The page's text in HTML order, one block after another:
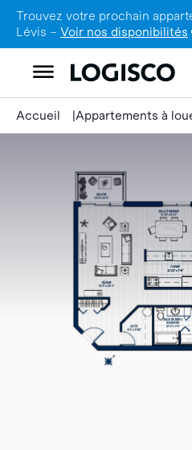
Trouvez votre prochain
Lévis – Voir nos disponibilités
Accueil Appartements à